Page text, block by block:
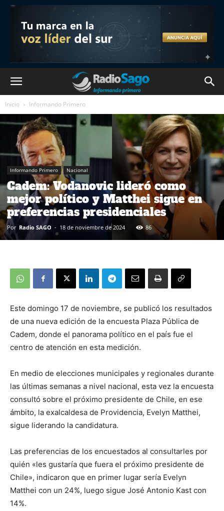
Inicio Informando Primero
Informando Primero Nacional
Cadem: Vodanovic lideró como
mejor político y Matthei sigue en
preferencias presidenciales
Por Radio SAGO - 18 de noviembre de 2024 86
Este domingo 17 de noviembre, se publicó los resultados
de una nueva edición de la encuesta Plaza Pública de
Cadem, donde el panorama político en el país fue el
centro de atención en esta medición.
En medio de elecciones municipales y regionales durante
las últimas semanas a nivel nacional, esta vez la encuesta
consultó sobre el próximo presidente de Chile, en ese
ámbito, la exalcaldesa de Providencia, Evelyn Matthei,
sigue liderando la candidatura.
Las preferencias de los encuestados al consultarles por
quién «les gustaría que fuera el próximo presidente de
Chile», indicaron que en primer lugar sería Evelyn
Matthei con un 24%, luego sigue José Antonio Kast con
14%.